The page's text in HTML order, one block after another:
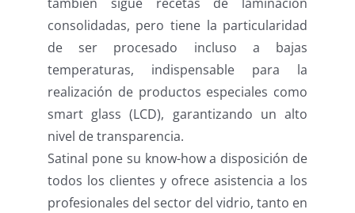
también sigue recetas de laminación
consolidadas, pero tiene la particularidad
de ser procesado incluso a bajas
temperaturas, indispensable para la
realización de productos especiales como
smart glass (LCD), garantizando un alto
nivel de transparencia.
Satinal pone su know-how a disposición de
todos los clientes y ofrece asistencia a los
profesionales del sector del vidrio, tanto en